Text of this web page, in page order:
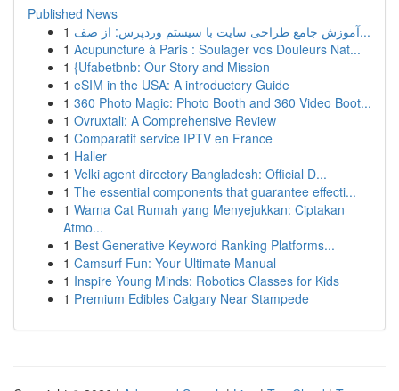
Published News
1
آموزش جامع طراحی سایت با سیستم وردپرس: از صف...
1 Acupuncture à Paris : Soulager vos Douleurs Nat...
1 {Ufabetbnb: Our Story and Mission
1 eSIM in the USA: A introductory Guide
1 360 Photo Magic: Photo Booth and 360 Video Boot...
1 Ovruxtali: A Comprehensive Review
1 Comparatif service IPTV en France
1 Haller
1 Velki agent directory Bangladesh: Official D...
1 The essential components that guarantee effecti...
1 Warna Cat Rumah yang Menyejukkan: Ciptakan
Atmo...
1 Best Generative Keyword Ranking Platforms...
1 Camsurf Fun: Your Ultimate Manual
1 Inspire Young Minds: Robotics Classes for Kids
1 Premium Edibles Calgary Near Stampede